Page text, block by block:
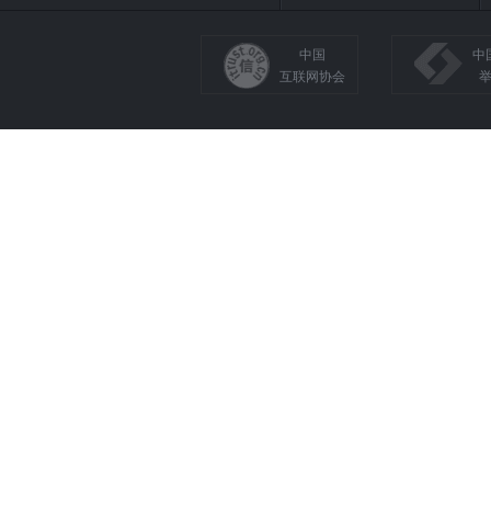
中国
互联网协会
中